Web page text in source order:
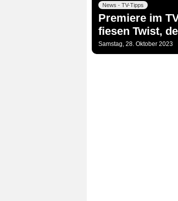
News - TV-Tipps
Premiere im
fiesen Twist,
Samstag, 28. Oktober 2023